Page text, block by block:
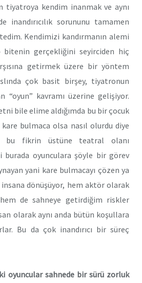
tiyatroya kendim inanmak ve aynı
inandırıcılık sorununu tamamen
Kendimizi kandırmanın alemi
bitenin gerçekliğini seyirciden hiç
getirmek üzere bir yöntem
çok basit birşey, tiyatronun
“oyun” kavramı üzerine gelişiyor.
bile elime aldığımda bu bir çocuk
bulmaca olsa nasıl olurdu diye
bu fikrin üstüne teatral olanı
burada oyunculara şöyle bir görev
yani kare bulmacayı çözen ya
dönüşüyor, hem aktör olarak
de sahneye getirdiğim riskler
olarak aynı anda bütün koşullara
Bu da çok inandırıcı bir süreç
oyuncular sahnede bir sürü zorluk